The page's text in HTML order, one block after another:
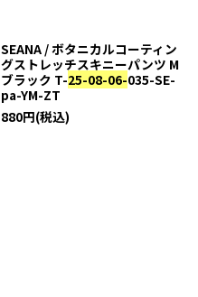
SEANA / ボタニカルコーティン
グストレッチスキニーパンツ M
ブラック T-25-08-06-035-SE-
pa-YM-ZT
880円(税込)